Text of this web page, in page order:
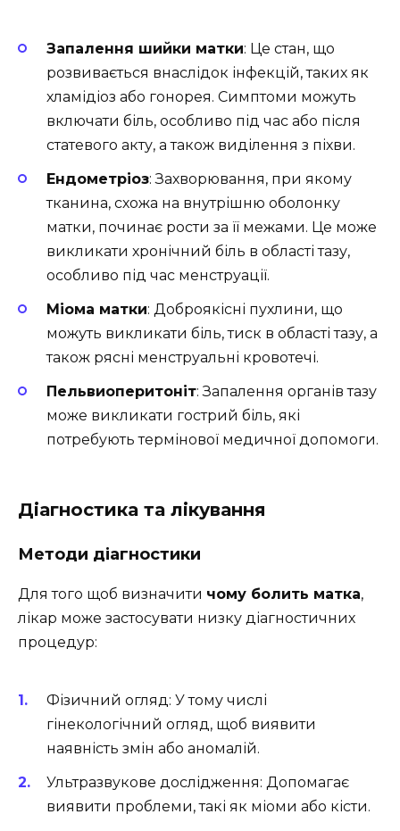
Запалення шийки матки: Це стан, що
розвивається внаслідок інфекцій, таких як
хламідіоз або гонорея. Симптоми можуть
включати біль, особливо під час або після
статевого акту, а також виділення з піхви.
Ендометріоз: Захворювання, при якому
тканина, схожа на внутрішню оболонку
матки, починає рости за її межами. Це може
викликати хронічний біль в області тазу,
особливо під час менструації.
Міома матки: Доброякісні пухлини, що
можуть викликати біль, тиск в області тазу, а
також рясні менструальні кровотечі.
Пельвиоперитоніт: Запалення органів тазу
може викликати гострий біль, які
потребують термінової медичної допомоги.
Діагностика та лікування
Методи діагностики
Для того щоб визначити чому болить матка,
лікар може застосувати низку діагностичних
процедур:
Фізичний огляд: У тому числі
гінекологічний огляд, щоб виявити
наявність змін або аномалій.
Ультразвукове дослідження: Допомагає
виявити проблеми, такі як міоми або кісти.